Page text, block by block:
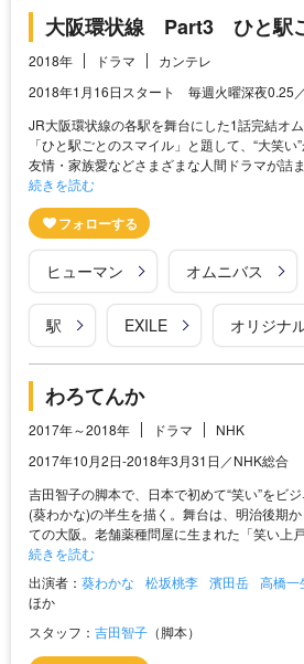
大阪環状線 Part3 ひと駅
2018年 ドラマ
カンテレ
2018年1月16日スタート 毎週火曜深夜0.25
JR大阪環状線の各駅を舞台にした1話完結オ
「ひと駅ごとのスマイル」と題して、“大笑い
友情・家族愛などさまざまな人間ドラマが詰
続きを読む
ヒューマン オムニバス
駅 EXILE オリジナ
わろてんか
2017年～2018年 ドラマ
NHK
2017年10月2日-2018年3月31日／NHK総合
吉田智子の脚本で、日本で初めて“笑い”をビ
(葵わかな)の半生を描く。舞台は、明治後期
ての大阪。老舗薬種問屋に生まれた「笑い上
続きを読む
出演者： 葵わかな 松坂桃李 濱田岳 高橋一
ほか
スタッフ： 吉田智子 （脚本）